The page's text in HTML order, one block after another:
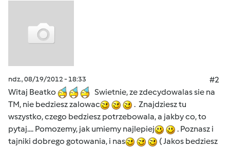
ndz., 08/19/2012 - 18:33
#2
Witaj Beatko
Swietnie, ze zdecydowalas sie na
TM, nie bedziesz zalowac
. Znajdziesz tu
wszystko, czego bedziesz potrzebowala, a jakby co, to
pytaj.... Pomozemy, jak umiemy najlepiej
. Poznasz i
tajniki dobrego gotowania, i nas
( Jakos bedziesz